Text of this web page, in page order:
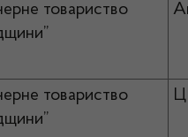
товариство
товариство